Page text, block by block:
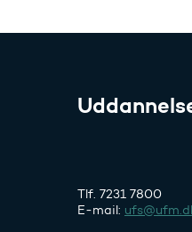
Tlf. 7231 7800
E-mail: